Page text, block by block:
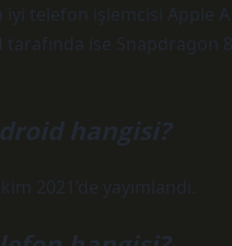
iyi telefon işlemcisi Apple
ise Snapdragon
hangisi?
2021’de yayımlandı.